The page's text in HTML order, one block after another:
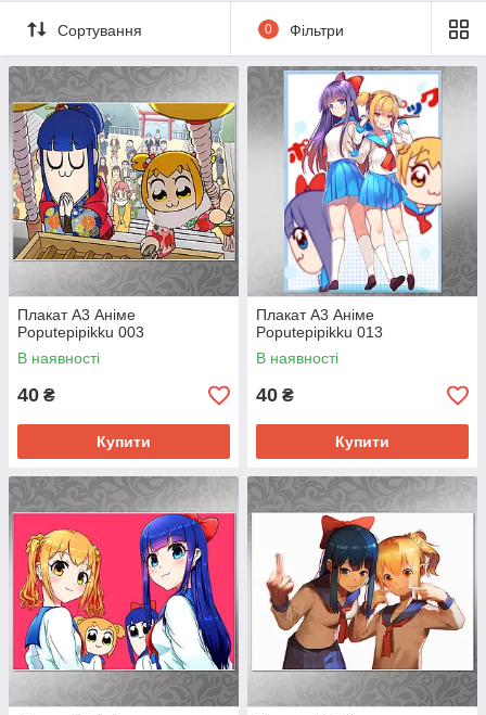
Сортування 0 Фільтри
Плакат А3 Аніме
Poputepipikku 003
В наявності
40 ₴
Купити
Плакат А3 Аніме
Poputepipikku 013
В наявності
40 ₴
Купити